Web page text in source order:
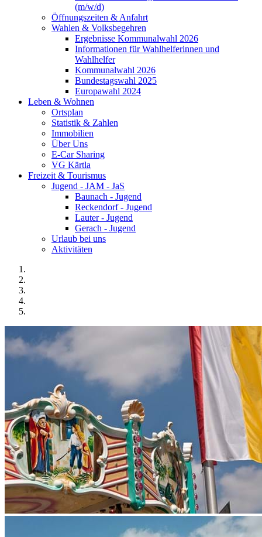
(m/w/d)
Öffnungszeiten & Anfahrt
Wahlen & Volksbegehren
Ergebnisse Kommunalwahl 2026
Informationen für Wahlhelferinnen und
Wahlhelfer
Kommunalwahl 2026
Bundestagswahl 2025
Europawahl 2024
Leben & Wohnen
Ortsplan
Statistik & Zahlen
Immobilien
Über Uns
E-Car Sharing
VG Kärtla
Freizeit & Tourismus
Jugend - JAM - JaS
Baunach - Jugend
Reckendorf - Jugend
Lauter - Jugend
Gerach - Jugend
Urlaub bei uns
Aktivitäten